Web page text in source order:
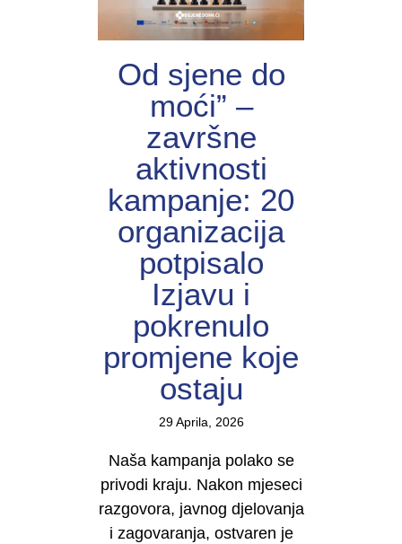
Od sjene do
moći” –
završne
aktivnosti
kampanje: 20
organizacija
potpisalo
Izjavu i
pokrenulo
promjene koje
ostaju
29 Aprila, 2026
Naša kampanja polako se
privodi kraju. Nakon mjeseci
razgovora, javnog djelovanja
i zagovaranja, ostvaren je